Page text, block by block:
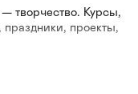
творчество. Курсы,
проекты,